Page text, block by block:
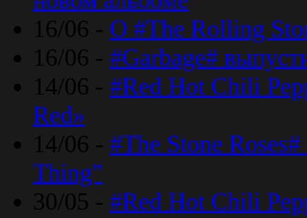
16/06 - О #The Rolling
16/06 - #Garbage#
14/06 - #Red Hot Chili
Red»
14/06 - #The Stone
Thing”
30/05 - #Red Hot Chili